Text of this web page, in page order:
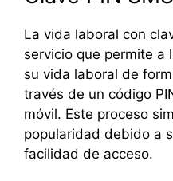
La vida laboral con
servicio que permite a
su vida laboral de
través de un código
móvil. Este proceso
popularidad debido a
facilidad de acceso.